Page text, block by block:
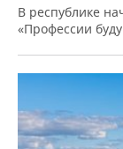
В республике
«Профессии